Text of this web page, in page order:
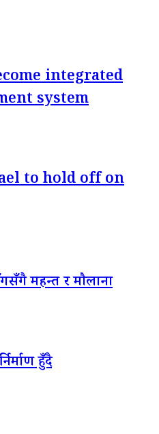
integrated
system
to hold off on
महन्त र मौलाना
हुँदै